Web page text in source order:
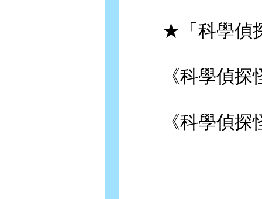
★「科學偵探
《科學偵探怪
《科學偵探怪